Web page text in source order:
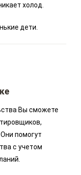
холод.
дети.
Вы сможете
помогут
с учетом